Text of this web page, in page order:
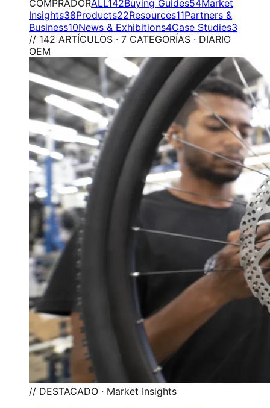
COMPRADORALL142Buying Guides54Market
Insights38Products22Resources11Partners &
Business10News & Exhibitions4Case Studies3
// 142 ARTÍCULOS · 7 CATEGORÍAS · DIARIO
OEM
// DESTACADO · Market Insights